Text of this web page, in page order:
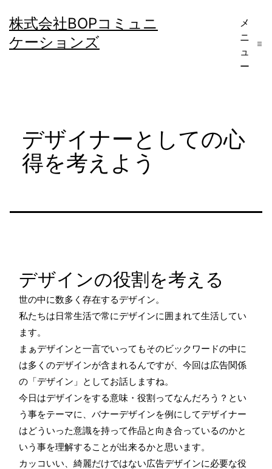
ン
テ
株式会社BOPコミュニ
ケーションズ
メ
ニ
ュ
ー
デザイナーとしての心
得を考えよう
デザインの役割を考える
世の中に数多く存在するデザイン。
私たちは日常生活で常にデザインに囲まれて生活してい
ます。
まぁデザインと一言でいってもそのビックワードの中に
は多くのデザインが含まれるんですが、今回は広告関係
の「デザイン」としてお話しますね。
今日はデザインをする意味・役割ってなんだろう？とい
う事をテーマに、バナーデザインを例にしてデザイナー
はどういった意識を持って作品と向き合っているのかと
いう事を理解することが出来るかと思います。
カッコいい、綺麗だけではない広告デザインに必要な役